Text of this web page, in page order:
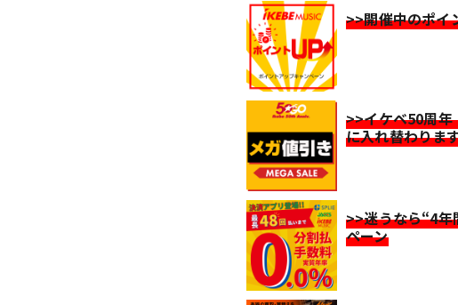
>>開催中のポイ
>>イケベ50周年
に入れ替わりま
>>迷うなら“4年
ペーン